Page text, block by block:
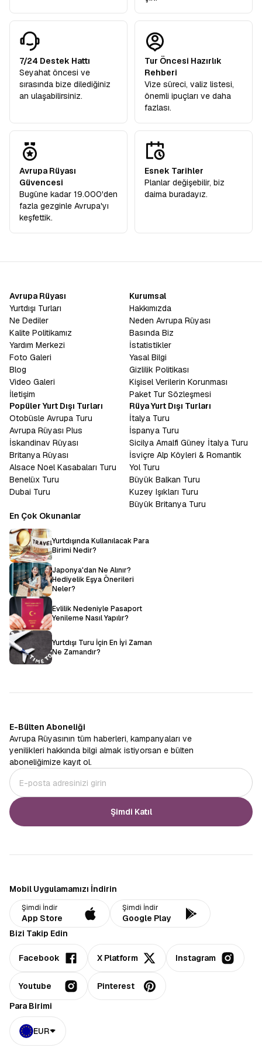
7/24 Destek Hattı
Seyahat öncesi ve
sırasında bize dilediğiniz
an ulaşabilirsiniz.
Tur Öncesi Hazırlık
Rehberi
Vize süreci, valiz listesi,
önemli ipuçları ve daha
fazlası.
Avrupa Rüyası
Güvencesi
Bugüne kadar 19.000'den
fazla gezginle Avrupa'yı
keşfettik.
Esnek Tarihler
Planlar değişebilir, biz
daima buradayız.
Avrupa Rüyası
Yurtdışı Turları
Ne Dediler
Kalite Politikamız
Yardım Merkezi
Foto Galeri
Blog
Video Galeri
İletişim
Kurumsal
Hakkımızda
Neden Avrupa Rüyası
Basında Biz
İstatistikler
Yasal Bilgi
Gizlilik Politikası
Kişisel Verilerin Korunması
Paket Tur Sözleşmesi
Popüler Yurt Dışı Turları
Otobüsle Avrupa Turu
Avrupa Rüyası Plus
İskandinav Rüyası
Britanya Rüyası
Alsace Noel Kasabaları Turu
Benelüx Turu
Dubai Turu
Rüya Yurt Dışı Turları
İtalya Turu
İspanya Turu
Sicilya Amalfi Güney İtalya Turu
İsviçre Alp Köyleri & Romantik
Yol Turu
Büyük Balkan Turu
Kuzey Işıkları Turu
Büyük Britanya Turu
En Çok Okunanlar
Yurtdışında Kullanılacak Para
Birimi Nedir?
Japonya'dan Ne Alınır?
Hediyelik Eşya Önerileri
Neler?
Evlilik Nedeniyle Pasaport
Yenileme Nasıl Yapılır?
Yurtdışı Turu İçin En İyi Zaman
Ne Zamandır?
E-Bülten Aboneliği
Avrupa Rüyasının tüm haberleri, kampanyaları ve
yenilikleri hakkında bilgi almak istiyorsan e bülten
aboneliğimize kayıt ol.
Şimdi Katıl
Mobil Uygulamamızı İndirin
Şimdi İndir
App Store
Şimdi İndir
Google Play
Bizi Takip Edin
Facebook X Platform Instagram
Youtube
Pinterest
Para Birimi
EUR